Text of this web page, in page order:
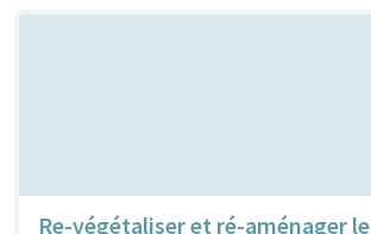
Re-végétaliser et ré-aménager le